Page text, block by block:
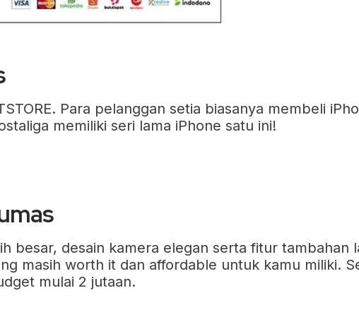
Para pelanggan setia biasanya membeli
memiliki seri lama iPhone satu ini!
besar, desain kamera elegan serta fitur tambahan
masih worth it dan affordable untuk kamu miliki.
mulai 2 jutaan.